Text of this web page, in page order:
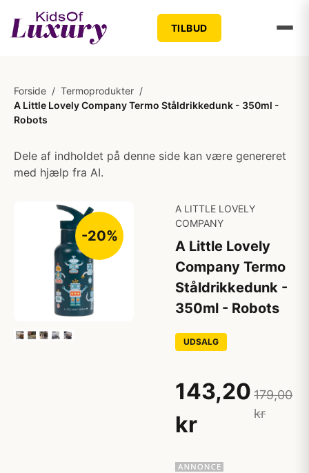
TILBUD
Forside / Termoprodukter /
A Little Lovely Company Termo Ståldrikkedunk - 350ml -
Robots
Dele af indholdet på denne side kan være genereret
med hjælp fra AI.
-20%
A LITTLE LOVELY
COMPANY
A Little Lovely
Company Termo
Ståldrikkedunk -
350ml - Robots
UDSALG
143,20
kr
179,00
kr